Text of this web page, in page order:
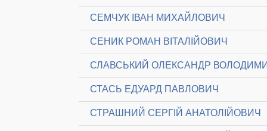
СЕМЧУК ІВАН МИХАЙЛОВИЧ
СЕНИК РОМАН ВІТАЛІЙОВИЧ
СЛАВСЬКИЙ ОЛЕКСАНДР
СТАСЬ ЕДУАРД ПАВЛОВИЧ
СТРАШНИЙ СЕРГІЙ АНАТОЛІЙОВИЧ